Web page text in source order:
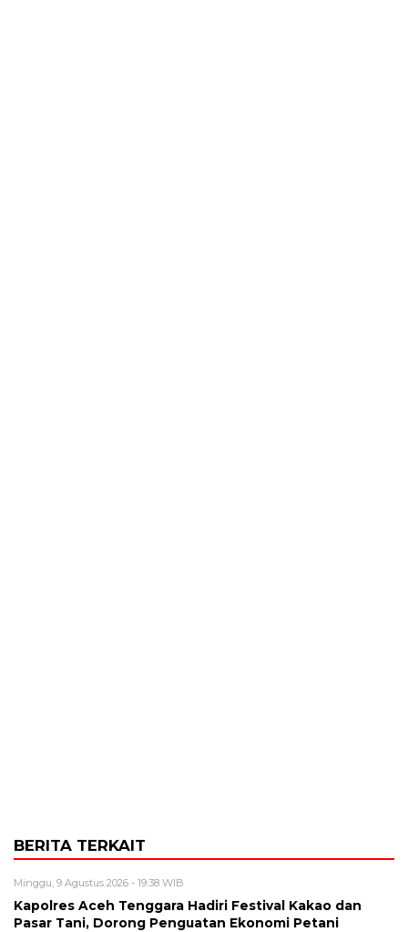
BERITA TERKAIT
Minggu, 9 Agustus 2026 - 19:38 WIB
Kapolres Aceh Tenggara Hadiri Festival Kakao dan
Pasar Tani, Dorong Penguatan Ekonomi Petani